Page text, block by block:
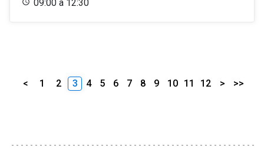
09:00 a 12:30
< 1 2 3 4 5 6 7 8 9 10 11 12 > >>